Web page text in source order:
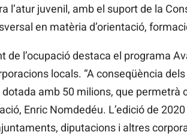
l’atur juvenil, amb el suport de la
en matèria d’orientació,
de l’ocupació destaca el programa
locals. “A conseqüència
dotada amb 50 milions, que
Enric Nomdedéu. L’edició de
diputacions i altres